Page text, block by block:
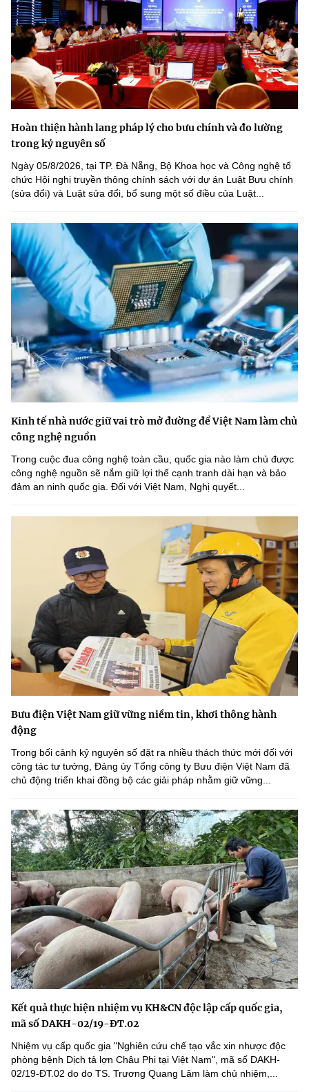
Hoàn thiện hành lang pháp lý cho bưu chính và đo lường
trong kỷ nguyên số
Ngày 05/8/2026, tại TP. Đà Nẵng, Bộ Khoa học và Công nghệ tổ
chức Hội nghị truyền thông chính sách với dự án Luật Bưu chính
(sửa đổi) và Luật sửa đổi, bổ sung một số điều của Luật...
Kinh tế nhà nước giữ vai trò mở đường để Việt Nam làm chủ
công nghệ nguồn
Trong cuộc đua công nghệ toàn cầu, quốc gia nào làm chủ được
công nghệ nguồn sẽ nắm giữ lợi thế cạnh tranh dài hạn và bảo
đảm an ninh quốc gia. Đối với Việt Nam, Nghị quyết...
Bưu điện Việt Nam giữ vững niềm tin, khơi thông hành
động
Trong bối cảnh kỷ nguyên số đặt ra nhiều thách thức mới đối với
công tác tư tưởng, Đảng ủy Tổng công ty Bưu điện Việt Nam đã
chủ động triển khai đồng bộ các giải pháp nhằm giữ vững...
Kết quả thực hiện nhiệm vụ KH&CN độc lập cấp quốc gia,
mã số DAKH-02/19-ĐT.02
Nhiệm vụ cấp quốc gia "Nghiên cứu chế tạo vắc xin nhược độc
phòng bệnh Dịch tả lợn Châu Phi tại Việt Nam", mã số DAKH-
02/19-ĐT.02 do do TS. Trương Quang Lâm làm chủ nhiệm,...